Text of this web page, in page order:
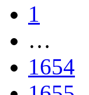
1
…
1654